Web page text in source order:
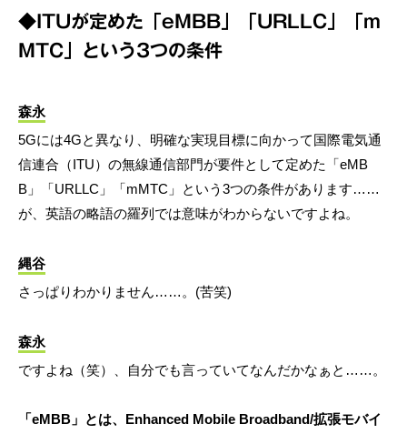
◆ITUが定めた「eMBB」「URLLC」「m
MTC」という3つの条件
森永
5Gには4Gと異なり、明確な実現目標に向かって国際電気通
信連合（ITU）の無線通信部門が要件として定めた「eMB
B」「URLLC」「mMTC」という3つの条件があります……
が、英語の略語の羅列では意味がわからないですよね。
縄谷
さっぱりわかりません……。(苦笑)
森永
ですよね（笑）、自分でも言っていてなんだかなぁと……。
「eMBB」とは、Enhanced Mobile Broadband/拡張モバイ